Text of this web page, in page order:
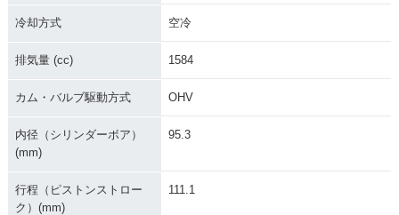
2003年 FLSTCI Her
itage Softail Classi
2003年 FLSTC Heri
tage Softail Classi
冷却方式 空冷
排気量 (cc) 1584
カム・バルブ駆動方式 OHV
内径（シリンダーボア）
(mm)
95.3
行程（ピストンストロー
ク）(mm)
111.1